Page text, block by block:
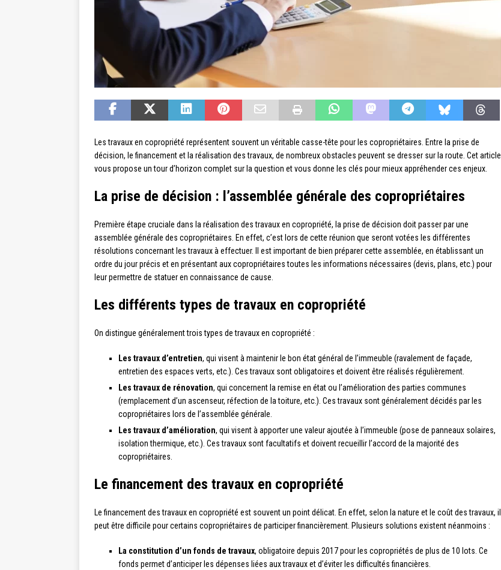
Les travaux en copropriété représentent souvent un véritable casse-tête pour les copropriétaires. Entre la prise de
décision, le financement et la réalisation des travaux, de nombreux obstacles peuvent se dresser sur la route. Cet article
vous propose un tour d’horizon complet sur la question et vous donne les clés pour mieux appréhender ces enjeux.
La prise de décision : l’assemblée générale des copropriétaires
Première étape cruciale dans la réalisation des travaux en copropriété, la prise de décision doit passer par une
assemblée générale des copropriétaires. En effet, c’est lors de cette réunion que seront votées les différentes
résolutions concernant les travaux à effectuer. Il est important de bien préparer cette assemblée, en établissant un
ordre du jour précis et en présentant aux copropriétaires toutes les informations nécessaires (devis, plans, etc.) pour
leur permettre de statuer en connaissance de cause.
Les différents types de travaux en copropriété
On distingue généralement trois types de travaux en copropriété :
Les travaux d’entretien, qui visent à maintenir le bon état général de l’immeuble (ravalement de façade,
entretien des espaces verts, etc.). Ces travaux sont obligatoires et doivent être réalisés régulièrement.
Les travaux de rénovation, qui concernent la remise en état ou l’amélioration des parties communes
(remplacement d’un ascenseur, réfection de la toiture, etc.). Ces travaux sont généralement décidés par les
copropriétaires lors de l’assemblée générale.
Les travaux d’amélioration, qui visent à apporter une valeur ajoutée à l’immeuble (pose de panneaux solaires,
isolation thermique, etc.). Ces travaux sont facultatifs et doivent recueillir l’accord de la majorité des
copropriétaires.
Le financement des travaux en copropriété
Le financement des travaux en copropriété est souvent un point délicat. En effet, selon la nature et le coût des travaux, il
peut être difficile pour certains copropriétaires de participer financièrement. Plusieurs solutions existent néanmoins :
La constitution d’un fonds de travaux, obligatoire depuis 2017 pour les copropriétés de plus de 10 lots. Ce
fonds permet d’anticiper les dépenses liées aux travaux et d’éviter les difficultés financières.